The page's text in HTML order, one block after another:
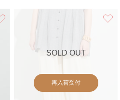
SOLD OUT
再入荷受付